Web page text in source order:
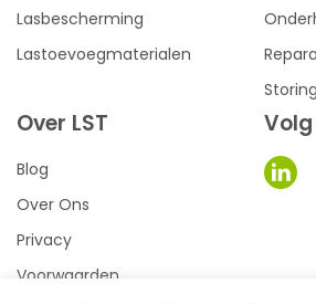
Lasbescherming
Lastoevoegmaterialen
Storing
Over LST
Blog
Over Ons
Privacy
Voorwaarden